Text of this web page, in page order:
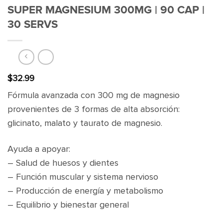
SUPER MAGNESIUM 300MG | 90 CAP |
30 SERVS
$32.99
Fórmula avanzada con 300 mg de magnesio
provenientes de 3 formas de alta absorción:
glicinato, malato y taurato de magnesio.
Ayuda a apoyar:
– Salud de huesos y dientes
– Función muscular y sistema nervioso
– Producción de energía y metabolismo
– Equilibrio y bienestar general